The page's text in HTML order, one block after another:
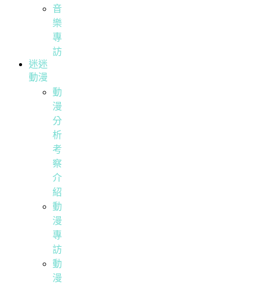
音
樂
專
訪
迷迷
動漫
動
漫
分
析
考
察
介
紹
動
漫
專
訪
動
漫